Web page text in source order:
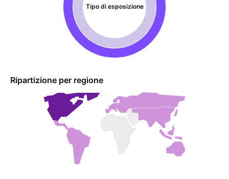
Tipo di esposizione
Ripartizione per regione